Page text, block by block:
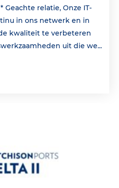
Geachte relatie, Onze IT-
in ons netwerk en in
kwaliteit te verbeteren
uit die we...